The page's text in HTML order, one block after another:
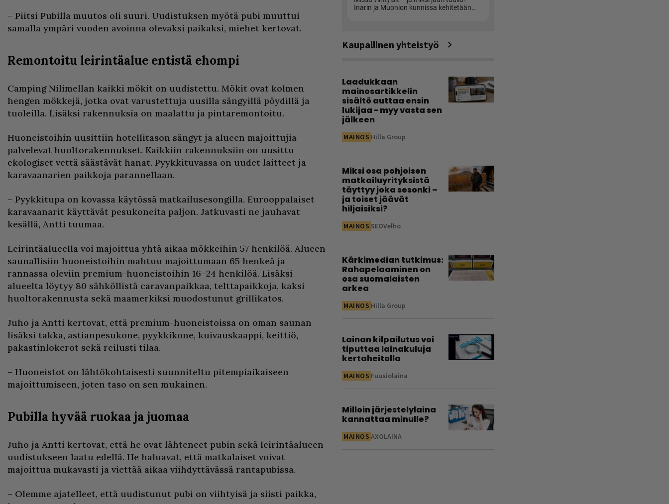
– Piitsi Pubilla muutos oli suuri. Uudistuksen myötä pubi muuttui
samalla ympäri vuoden avoinna olevaksi paikaksi, miehet kertovat.
Remontoitu leirintäalue entistä ehompi
Camping Nilimellan kaikki mökit on uudistettu. Mökit ovat kolmen
hengen mökkejä, jotka ovat varustettuja uusilla sängyillä pöydillä ja
tuoleilla. Lisäksi rakennuksia on maalattu ja pintaremontoitu.
Huoneistoihin uusittiin hotellitason sängyt ja alueen majoittujia
palvelevat huoltorakennukset. Kaikkiin rakennuksiin on uusittu
ekologiset vettä säästävät hanat. Pyykkituvassa on uudet laitteet ja
karavaanarien paikkoja parannellaan.
– Pyykkitupa on kovassa käytössä matkailusesongilla. Eurooppalaiset
karavaanarit käyttävät pesukoneita paljon. Jatkuvasti ne jauhavat
kesällä, Antti tuumaa.
Leirintäalueella voi majoittua yhtä aikaa mökkeihin 57 henkilöä. Alueen
saunallisiin huoneistoihin mahtuu majoittumaan 65 henkeä ja
rannassa oleviin premium-huoneistoihin 16–24 henkilöä. Lisäksi
alueelta löytyy 80 sähköllistä caravanpaikkaa, telttapaikkoja, kaksi
huoltorakennusta sekä maamerkiksi muodostunut grillikatos.
Juho ja Antti kertovat, että premium-huoneistoissa on oman saunan
lisäksi takka, astianpesukone, pyykkikone, kuivauskaappi, keittiö,
pakastinlokerot sekä reilusti tilaa.
– Huoneistot on lähtökohtaisesti suunniteltu pitempiaikaiseen
majoittumiseen, joten taso on sen mukainen.
Pubilla hyvää ruokaa ja juomaa
Juho ja Antti kertovat, että he ovat lähteneet pubin sekä leirintäalueen
uudistukseen laatu edellä. He haluavat, että matkalaiset voivat
majoittua mukavasti ja viettää aikaa viihdyttävässä rantapubissa.
– Olemme ajatelleet, että uudistunut pubi on viihtyisä ja siisti paikka,
Kaupallinen yhteistyö
Laadukkaan
mainosartikkelin
sisältö auttaa ensin
lukijaa - myy vasta sen
jälkeen
MAINOS Hilla Group
Miksi osa pohjoisen
matkailuyrityksistä
täyttyy joka sesonki –
ja toiset jäävät
hiljaisiksi?
MAINOS SEOVelho
Kärkimedian tutkimus:
Rahapelaaminen on
osa suomalaisten
arkea
MAINOS Hilla Group
Lainan kilpailutus voi
tiputtaa lainakuluja
kertaheitolla
MAINOS Fuusiolaina
Milloin järjestelylaina
kannattaa minulle?
MAINOS AXOLAINA